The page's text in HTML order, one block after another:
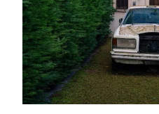
Test Drive
Δοκιμή
Αποστολή
Συγκρίνουμε